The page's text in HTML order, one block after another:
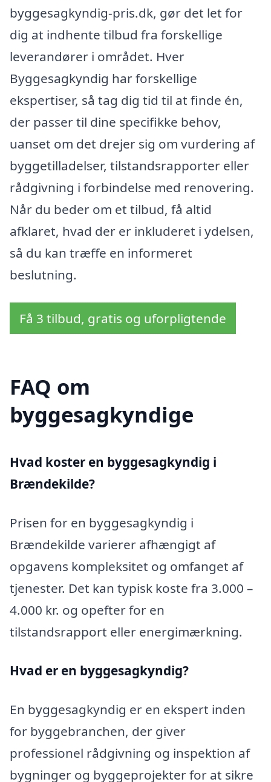
byggesagkyndig-pris.dk, gør det let for
dig at indhente tilbud fra forskellige
leverandører i området. Hver
Byggesagkyndig har forskellige
ekspertiser, så tag dig tid til at finde én,
der passer til dine specifikke behov,
uanset om det drejer sig om vurdering af
byggetilladelser, tilstandsrapporter eller
rådgivning i forbindelse med renovering.
Når du beder om et tilbud, få altid
afklaret, hvad der er inkluderet i ydelsen,
så du kan træffe en informeret
beslutning.
Få 3 tilbud, gratis og uforpligtende
FAQ om
byggesagkyndige
Hvad koster en byggesagkyndig i
Brændekilde?
Prisen for en byggesagkyndig i
Brændekilde varierer afhængigt af
opgavens kompleksitet og omfanget af
tjenester. Det kan typisk koste fra 3.000 –
4.000 kr. og opefter for en
tilstandsrapport eller energimærkning.
Hvad er en byggesagkyndig?
En byggesagkyndig er en ekspert inden
for byggebranchen, der giver
professionel rådgivning og inspektion af
bygninger og byggeprojekter for at sikre